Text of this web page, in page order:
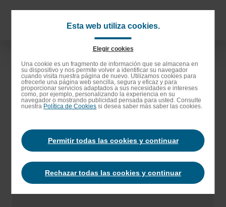
Esta web utiliza cookies.
Elegir cookies
Una cookie es un fragmento de información que se almacena en
su dispositivo y nos permite volver a identificar su navegador
cuando visita nuestra página de nuevo. Utilizamos cookies para
ofrecerle una página web sencilla, segura y eficaz y para
proporcionar servicios adaptados a sus necesidades e intereses
como, por ejemplo, personalizando la experiencia en su
navegador o mostrando publicidad pensada para usted. Consulte
nuestra Política de Cookies si desea saber más saber las cookies.
Permitir todas las cookies y continuar
Rechazar todas las cookies y continuar